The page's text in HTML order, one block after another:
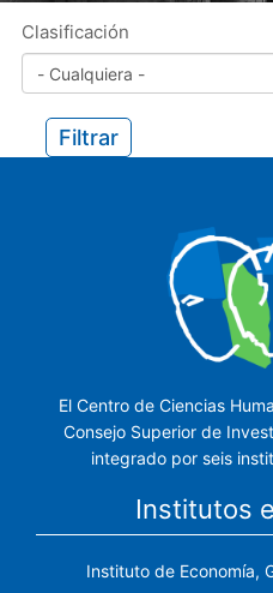
Clasificación
Filtrar
El Centro de Ciencias
Consejo Superior de
integrado por seis
Institutos
Instituto de Economía,